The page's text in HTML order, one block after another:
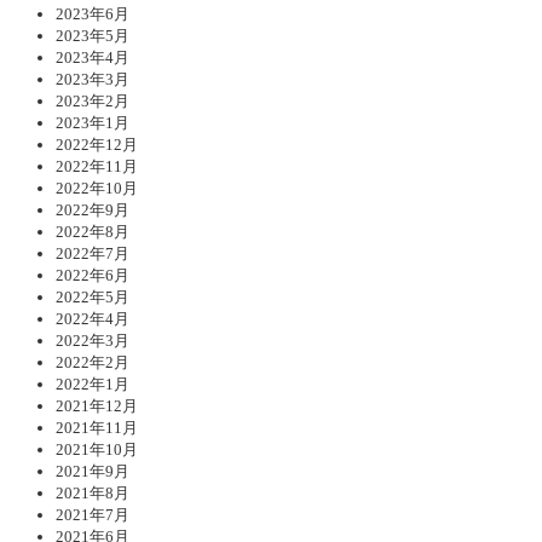
2023年6月
2023年5月
2023年4月
2023年3月
2023年2月
2023年1月
2022年12月
2022年11月
2022年10月
2022年9月
2022年8月
2022年7月
2022年6月
2022年5月
2022年4月
2022年3月
2022年2月
2022年1月
2021年12月
2021年11月
2021年10月
2021年9月
2021年8月
2021年7月
2021年6月